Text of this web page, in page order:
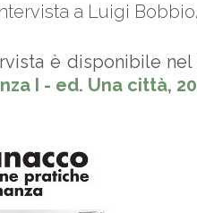
a Luigi Bobbio.
è disponibile
I - ed. Una città,